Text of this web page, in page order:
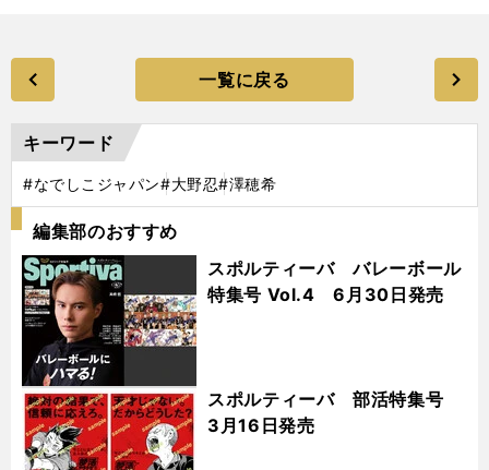
一覧に戻る
キーワード
#なでしこジャパン#大野忍#澤穂希
編集部のおすすめ
スポルティーバ バレーボール
特集号 Vol.4 6月30日発売
スポルティーバ 部活特集号
3月16日発売